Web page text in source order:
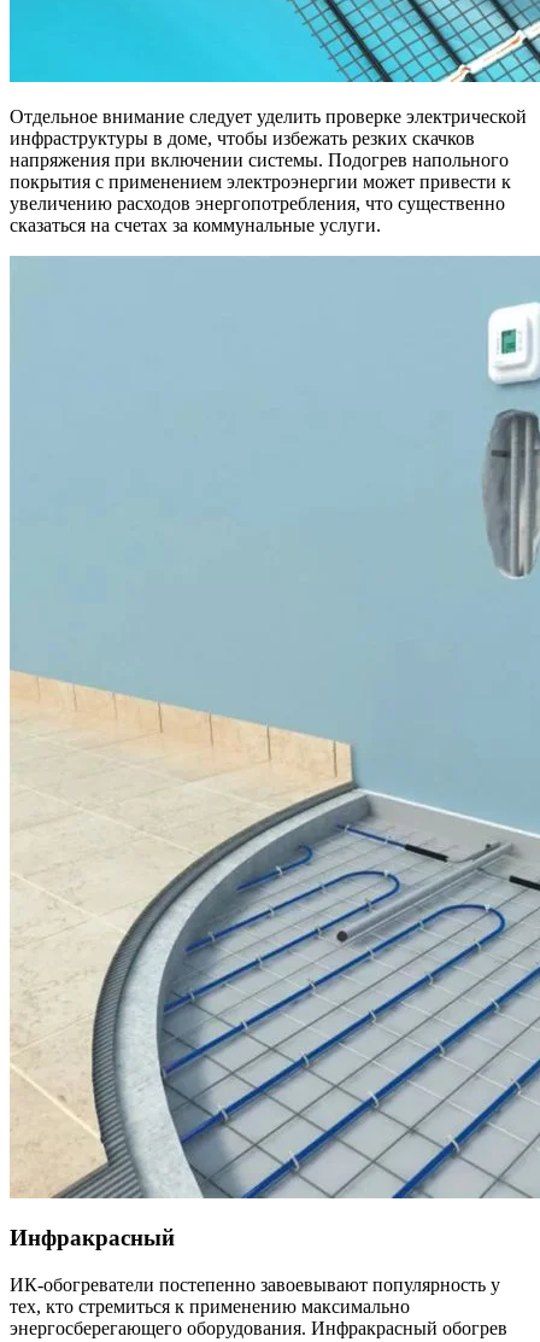
Отдельное внимание следует уделить проверке электрической
инфраструктуры в доме, чтобы избежать резких скачков
напряжения при включении системы. Подогрев напольного
покрытия с применением электроэнергии может привести к
увеличению расходов энергопотребления, что существенно
сказаться на счетах за коммунальные услуги.
Инфракрасный
ИК-обогреватели постепенно завоевывают популярность у
тех, кто стремиться к применению максимально
энергосберегающего оборудования. Инфракрасный обогрев